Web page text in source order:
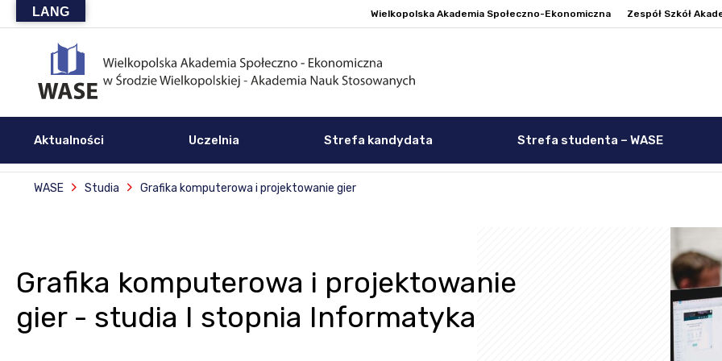
Wielkopolska Akademia Społeczno-Ekonomiczna Zespół Szkół
Aktualności Uczelnia Strefa kandydata Strefa studenta – WASE
WASE Studia Grafika komputerowa i projektowanie gier
Grafika komputerowa i projektowanie
gier - studia I stopnia Informatyka
LANG